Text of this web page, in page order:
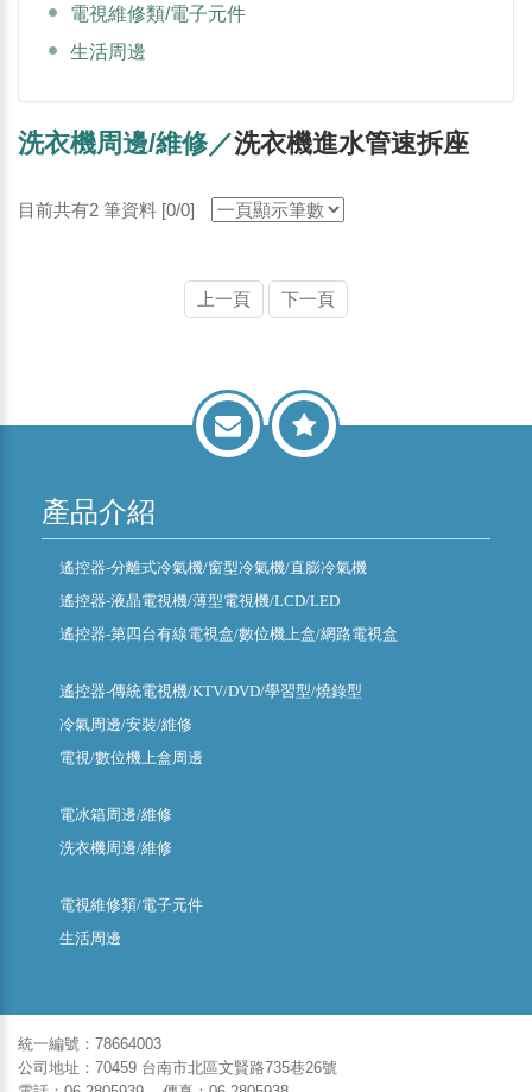
電視維修類/電子元件
生活周邊
洗衣機周邊/維修／洗衣機進水管速拆座
目前共有2 筆資料 [0/0]
上一頁 下一頁
產品介紹
遙控器-分離式冷氣機/窗型冷氣機/直膨冷氣機
遙控器-液晶電視機/薄型電視機/LCD/LED
遙控器-第四台有線電視盒/數位機上盒/網路電視盒
遙控器-傳統電視機/KTV/DVD/學習型/燒錄型
冷氣周邊/安裝/維修
電視/數位機上盒周邊
電冰箱周邊/維修
洗衣機周邊/維修
電視維修類/電子元件
生活周邊
統一編號：78664003
公司地址：70459 台南市北區文賢路735巷26號